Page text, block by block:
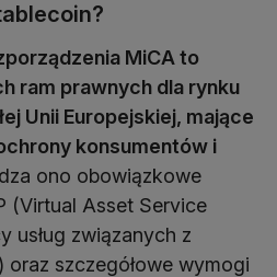
MiCA to
ram prawnych dla rynku
Unii Europejskiej, mające
konsumentów i
ono obowiązkowe
(Virtual Asset Service
usług związanych z
szczegółowe wymogi